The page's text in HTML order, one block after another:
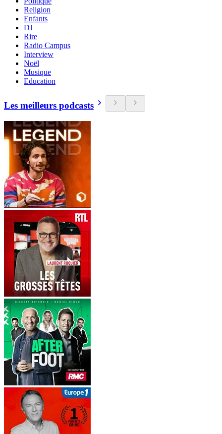
Religion
Enfants
DJ
Rire
Radio Campus
Interview
Noël
Musique
Education
Les meilleurs podcasts